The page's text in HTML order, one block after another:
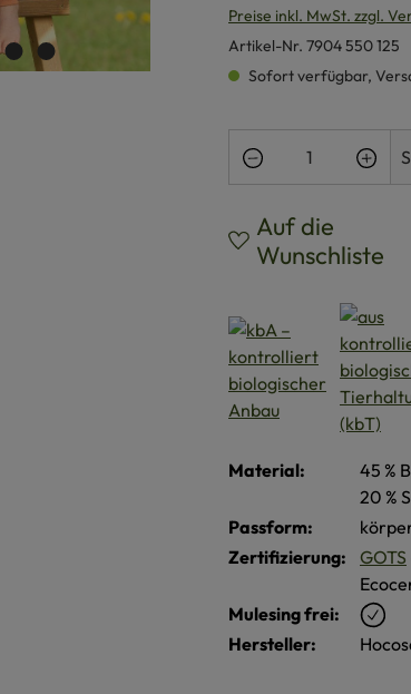
Preise inkl. MwSt. zzgl.
Artikel-Nr. 7904 550 125
Sofort verfügbar,
Produkt
Auf die
Wunschliste
Material: 45 %
20 %
Passform:
Zertifizierung:
GOTS
Mulesing frei:
Hersteller: